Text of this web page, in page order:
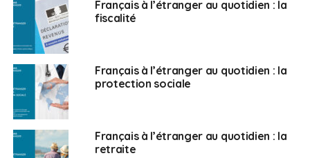
membres de l’AFE qui éliront les membres du conseil
d’administration de la CFE, ce qui, pour Jean-Yves
Leconte, est inconcevable. Ce dernier alerte donc
Olivier Véran, ministre de tutelle de la CFE, sur la
nécessité de proroger cette élection d’une année,
comme ce fut d’ailleurs déjà le cas en 2014. «
impératif que les futurs conseillers à l’AFE disposent du
temps nécessaire à une bonne connaissance du
fonctionnement de la CFE et de ses enjeux, et ce
Français à l’étranger au quotidien : la
fiscalité
Français à l’étranger au quotidien : la
protection sociale
Français à l’étranger au quotidien : la
retraite